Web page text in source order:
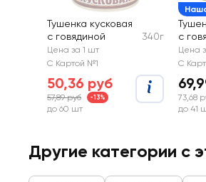
Тушенка кусковая
с говядиной
340г
Цена за 1 шт
С Картой №1
50,36 руб
57,89 руб -13%
до 60 шт
с
Цена
С
73,68
до 41
Другие категории с